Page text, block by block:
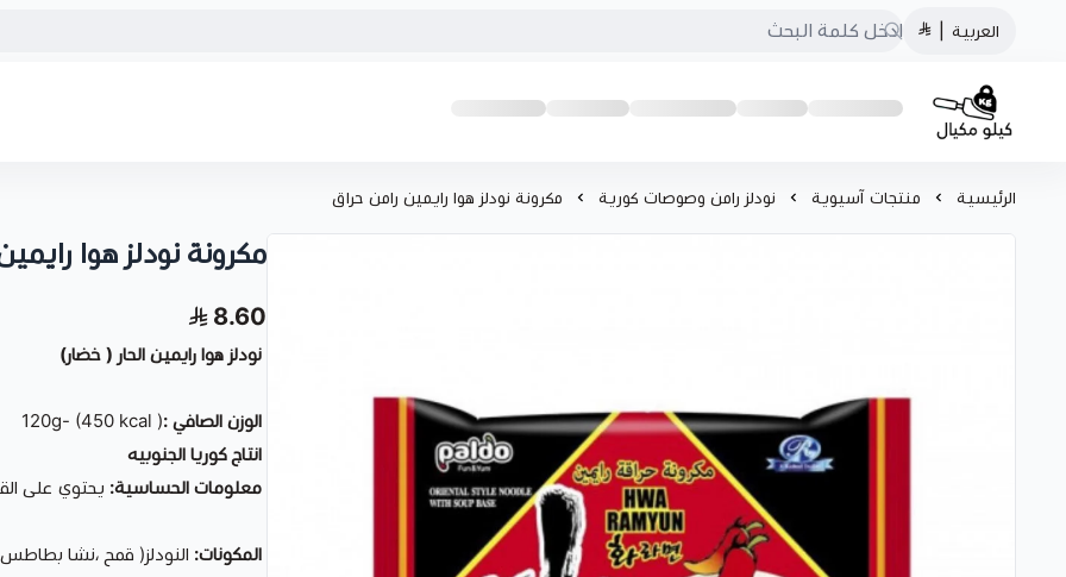
العربية
كيلو مكيال
الرئيسية منتجات آسيوية نودلز رامن وصوصات كورية مكرونة نودلز هوا رايمين رامن حراق
مكرونة نودلز هوا
8.60
نودلز هوا رايمين الحار ( خضار)
الوزن الصافي :( 120g- (450 kcal
انتاج كوريا الجنوبيه
معلومات الحساسية: يحتوي على
المكونات: النودلز( قمح ،نشا